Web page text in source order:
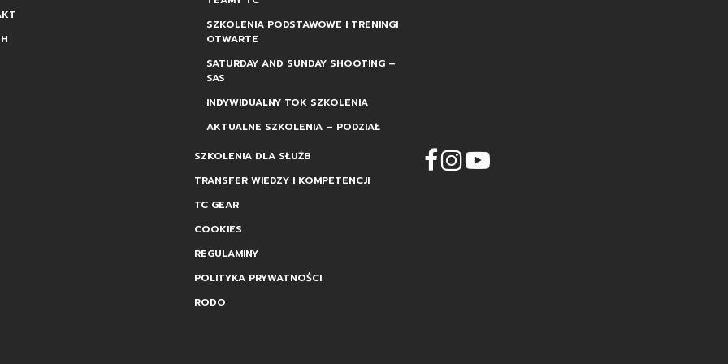
SZKOLENIA PODSTAWOWE I TRENINGI
OTWARTE
SATURDAY AND SUNDAY SHOOTING –
SAS
INDYWIDUALNY TOK SZKOLENIA
AKTUALNE SZKOLENIA – PODZIAŁ
SZKOLENIA DLA SŁUŻB
TRANSFER WIEDZY I KOMPETENCJI
TC GEAR
COOKIES
REGULAMINY
POLITYKA PRYWATNOŚCI
RODO